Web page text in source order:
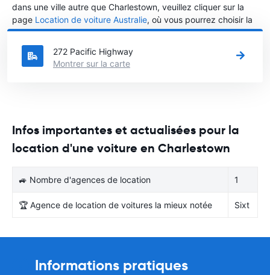
dans une ville autre que Charlestown, veuillez cliquer sur la
page Location de voiture Australie, où vous pourrez choisir la
ville dans le Australie où vous souhaitez louer une voiture.
272 Pacific Highway
Montrer sur la carte
Infos importantes et actualisées pour la
location d'une voiture en Charlestown
🚙 Nombre d'agences de location 1
🏆 Agence de location de voitures la mieux notée Sixt
Informations pratiques